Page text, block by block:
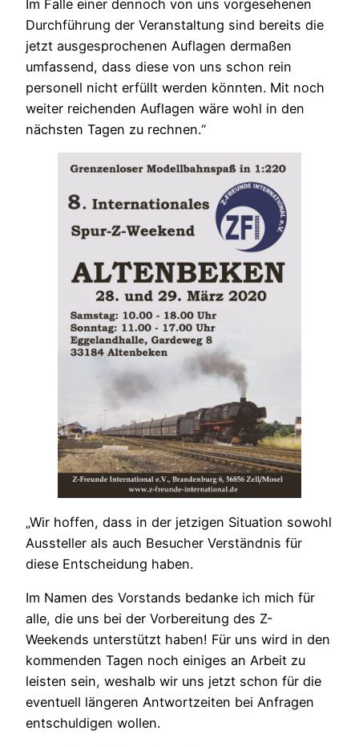
Im Falle einer dennoch von uns vorgesehenen
Durchführung der Veranstaltung sind bereits die
jetzt ausgesprochenen Auflagen dermaßen
umfassend, dass diese von uns schon rein
personell nicht erfüllt werden könnten. Mit noch
weiter reichenden Auflagen wäre wohl in den
nächsten Tagen zu rechnen.“
„Wir hoffen, dass in der jetzigen Situation sowohl
Aussteller als auch Besucher Verständnis für
diese Entscheidung haben.
Im Namen des Vorstands bedanke ich mich für
alle, die uns bei der Vorbereitung des Z-
Weekends unterstützt haben! Für uns wird in den
kommenden Tagen noch einiges an Arbeit zu
leisten sein, weshalb wir uns jetzt schon für die
eventuell längeren Antwortzeiten bei Anfragen
entschuldigen wollen.